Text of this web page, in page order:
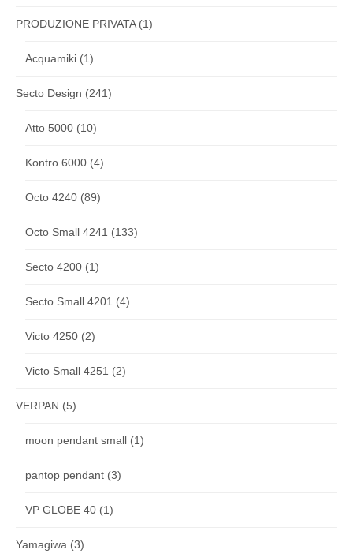
PRODUZIONE PRIVATA(1)
Acquamiki (1)
Secto Design (241)
Atto 5000 (10)
Kontro 6000 (4)
Octo 4240 (89)
Octo Small 4241 (133)
Secto 4200 (1)
Secto Small 4201 (4)
Victo 4250 (2)
Victo Small 4251 (2)
VERPAN (5)
moon pendant small (1)
pantop pendant (3)
VP GLOBE 40 (1)
Yamagiwa (3)